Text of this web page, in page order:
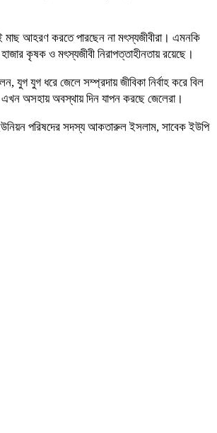
মাছ আহরণ করতে পারছেন না মৎস্যজীবীরা। এমনকি
কৃষক ও মৎস্যজীবী নিরাপত্তাহীনতায় রয়েছে।
যুগ ধরে জেলে সম্প্রদায় জীবিকা নির্বাহ করে বিল
অসহায় অবস্থায় দিন যাপন করছে জেলেরা।
পরিষদের সদস্য আকতারুল ইসলাম, সাবেক ইউপি